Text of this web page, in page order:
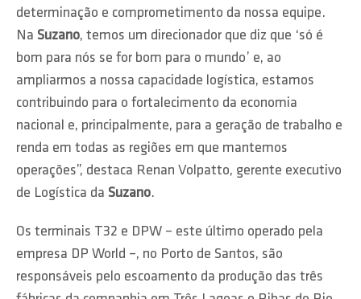
determinação e comprometimento da nossa equipe.
Na Suzano, temos um direcionador que diz que ‘só é
bom para nós se for bom para o mundo’ e, ao
ampliarmos a nossa capacidade logística, estamos
contribuindo para o fortalecimento da economia
nacional e, principalmente, para a geração de trabalho e
renda em todas as regiões em que mantemos
operações”, destaca Renan Volpatto, gerente executivo
de Logística da Suzano.
Os terminais T32 e DPW – este último operado pela
empresa DP World –, no Porto de Santos, são
responsáveis pelo escoamento da produção das três